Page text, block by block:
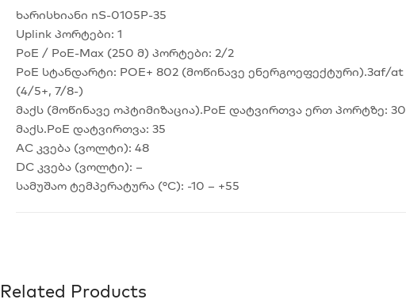
ხარისხიანი nS-0105P-35
Uplink პორტები: 1
PoE / PoE-Max (250 მ) პორტები: 2/2
PoE სტანდარტი: POE+ 802 (მოწინავე ენერგოეფექტური).3af/at
(4/5+, 7/8-)
მაქს (მოწინავე ოპტიმიზაცია).PoE დატვირთვა ერთ პორტზე: 30
მაქს.PoE დატვირთვა: 35
AC კვება (ვოლტი): 48
DC კვება (ვოლტი): –
სამუშაო ტემპერატურა (°C): -10 – +55
Related Products